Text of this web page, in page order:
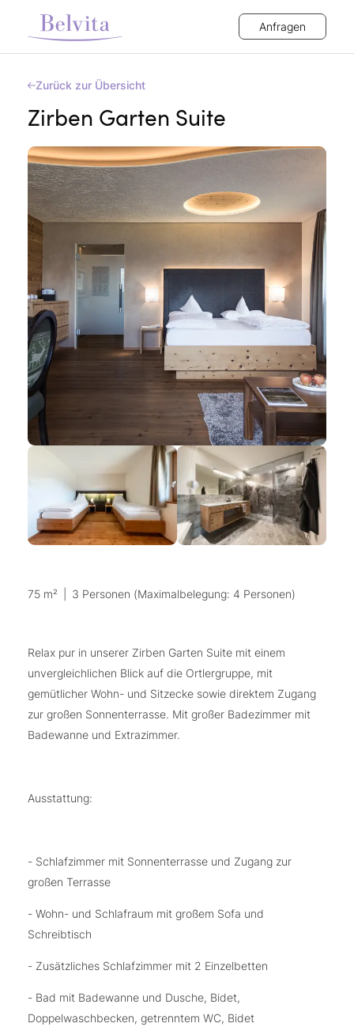
Anfragen
Zurück zur Übersicht
Zirben Garten Suite
75 m² 3 Personen (Maximalbelegung: 4 Personen)
Relax pur in unserer Zirben Garten Suite mit einem
unvergleichlichen Blick auf die Ortlergruppe, mit
gemütlicher Wohn- und Sitzecke sowie direktem Zugang
zur großen Sonnenterrasse. Mit großer Badezimmer mit
Badewanne und Extrazimmer.
Ausstattung:
- Schlafzimmer mit Sonnenterrasse und Zugang zur
großen Terrasse
- Wohn- und Schlafraum mit großem Sofa und
Schreibtisch
- Zusätzliches Schlafzimmer mit 2 Einzelbetten
- Bad mit Badewanne und Dusche, Bidet,
Doppelwaschbecken, getrenntem WC, Bidet